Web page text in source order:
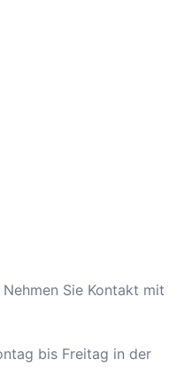
Sie Kontakt mit
bis Freitag in der